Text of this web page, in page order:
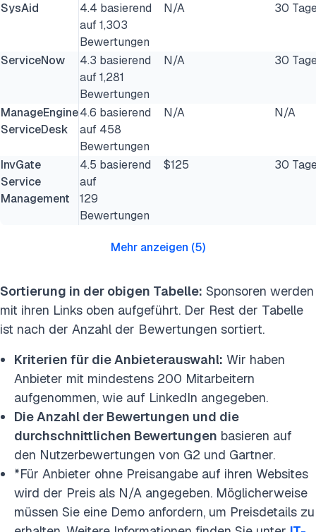
SysAid
4.4 basierend
auf 1,303
Bewertungen
N/A 30
ServiceNow
4.3 basierend
auf 1,281
Bewertungen
N/A 30
ManageEngine
ServiceDesk
4.6 basierend
auf 458
Bewertungen
N/A N/A
InvGate
Service
Management
4.5 basierend
auf
129
Bewertungen
$125 30
Mehr anzeigen (5)
Sortierung in der obigen Tabelle: Sponsoren werden
mit ihren Links oben aufgeführt. Der Rest der Tabelle
ist nach der Anzahl der Bewertungen sortiert.
Kriterien für die Anbieterauswahl: Wir haben
Anbieter mit mindestens 200 Mitarbeitern
aufgenommen, wie auf LinkedIn angegeben.
Die Anzahl der Bewertungen und die
durchschnittlichen Bewertungen basieren auf
den Nutzerbewertungen von G2 und Gartner.
*Für Anbieter ohne Preisangabe auf ihren Websites
wird der Preis als N/A angegeben. Möglicherweise
müssen Sie eine Demo anfordern, um Preisdetails zu